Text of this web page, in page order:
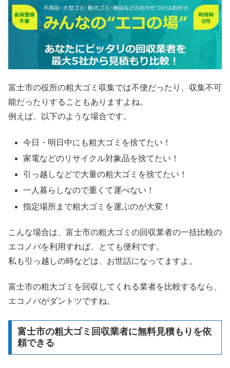
富士市の役所の粗大ゴミ収集では不便だったり、収集不可
能だったりすることもありますよね。
例えば、以下のような場合です。
今日・明日中にも粗大ゴミを捨てたい！
家電などのリサイクル対象品を捨てたい！
引っ越しなどで大量の粗大ゴミを捨てたい！
一人暮らしなので重くて運べない！
指定場所まで粗大ゴミを運ぶのが大変！
こんな場合は、富士市の粗大ゴミの回収業者の一括比較の
エコノバを利用すれば、とても便利です。
私も引っ越しの時などは、お世話になってますよ。
富士市の粗大ゴミを回収してくれる業者を比較するなら、
エコノバがダントツですね。
富士市の粗大ゴミ回収業者に無料見積もりを依
頼できる